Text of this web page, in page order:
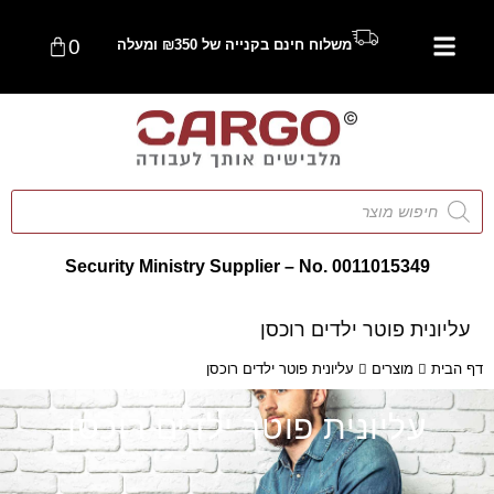
משלוח חינם בקנייה של ₪350 ומעלה 0
Security Ministry Supplier – No. 0011015349
עליונית פוטר ילדים רוכסן
דף הבית מוצרים עליונית פוטר ילדים רוכסן
עליונית פוטר ילדים רוכסן